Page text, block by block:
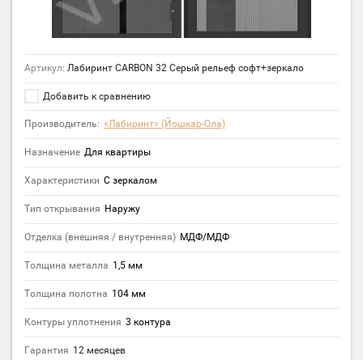
Артикул: Лабиринт CARBON 32 Серый рельеф софт+зеркало
Добавить к сравнению
Производитель: «Лабиринт» (Йошкар-Ола)
Назначение Для квартиры
Характеристики С зеркалом
Тип открывания Наружу
Отделка (внешняя / внутренняя) МДФ/МДФ
Толщина металла 1,5 мм
Толщина полотна 104 мм
Контуры уплотнения 3 контура
Гарантия 12 месяцев